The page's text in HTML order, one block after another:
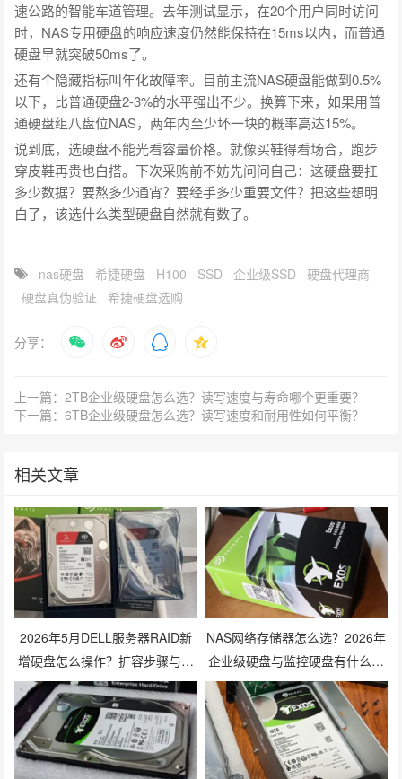
速公路的智能车道管理。去年测试显示，在20个用户同时访问
时，NAS专用硬盘的响应速度仍然能保持在15ms以内，而普通
硬盘早就突破50ms了。
还有个隐藏指标叫年化故障率。目前主流NAS硬盘能做到0.5%
以下，比普通硬盘2-3%的水平强出不少。换算下来，如果用普
通硬盘组八盘位NAS，两年内至少坏一块的概率高达15%。
说到底，选硬盘不能光看容量价格。就像买鞋得看场合，跑步
穿皮鞋再贵也白搭。下次采购前不妨先问问自己：这硬盘要扛
多少数据？要熬多少通宵？要经手多少重要文件？把这些想明
白了，该选什么类型硬盘自然就有数了。
nas硬盘 希捷硬盘 H100 SSD 企业级SSD
硬盘代理商
硬盘真伪验证
希捷硬盘选购
分享：
上一篇：2TB企业级硬盘怎么选？读写速度与寿命哪个更重要？
下一篇：6TB企业级硬盘怎么选？读写速度和耐用性如何平衡？
相关文章
2026年5月DELL服务器RAID新
增硬盘怎么操作？扩容步骤与兼
容性避坑指南
NAS网络存储器怎么选？2026年
企业级硬盘与监控硬盘有什么区
别？